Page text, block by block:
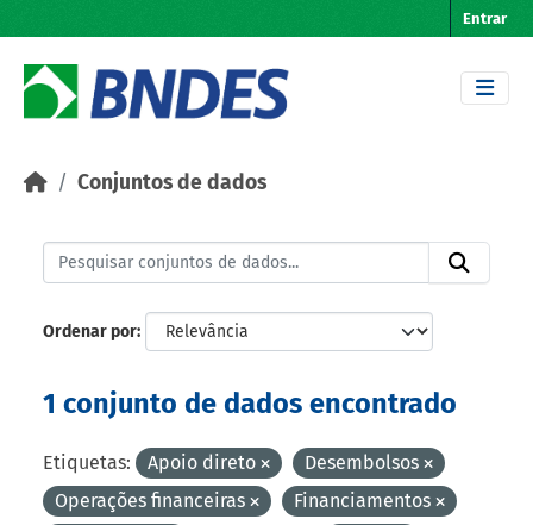
Entrar
Conjuntos de dados
Ordenar por
1 conjunto de dados encontrado
Etiquetas: Apoio direto
Desembolsos
Operações financeiras
Financiamentos